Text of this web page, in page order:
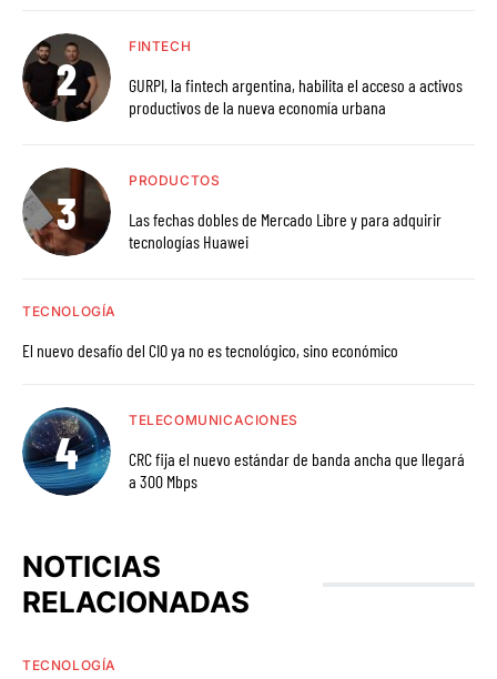
FINTECH
GURPI, la fintech argentina, habilita el acceso a activos
productivos de la nueva economía urbana
PRODUCTOS
Las fechas dobles de Mercado Libre y para adquirir
tecnologías Huawei
TECNOLOGÍA
El nuevo desafío del CIO ya no es tecnológico, sino económico
TELECOMUNICACIONES
CRC fija el nuevo estándar de banda ancha que llegará
a 300 Mbps
NOTICIAS
RELACIONADAS
TECNOLOGÍA